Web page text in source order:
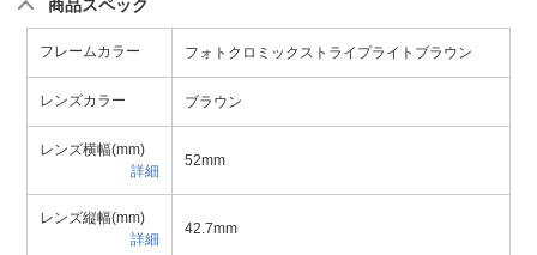
商品スペック
フレームカラー フォトクロミックストライプライトブラウン
レンズカラー ブラウン
レンズ横幅(mm)
詳細
52mm
レンズ縦幅(mm)
詳細
42.7mm